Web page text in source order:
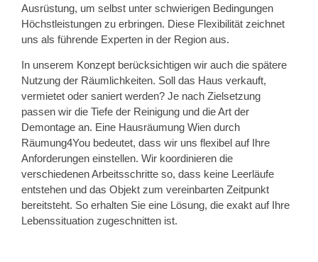
Ausrüstung, um selbst unter schwierigen Bedingungen
Höchstleistungen zu erbringen. Diese Flexibilität zeichnet
uns als führende Experten in der Region aus.
In unserem Konzept berücksichtigen wir auch die spätere
Nutzung der Räumlichkeiten. Soll das Haus verkauft,
vermietet oder saniert werden? Je nach Zielsetzung
passen wir die Tiefe der Reinigung und die Art der
Demontage an. Eine Hausräumung Wien durch
Räumung4You bedeutet, dass wir uns flexibel auf Ihre
Anforderungen einstellen. Wir koordinieren die
verschiedenen Arbeitsschritte so, dass keine Leerläufe
entstehen und das Objekt zum vereinbarten Zeitpunkt
bereitsteht. So erhalten Sie eine Lösung, die exakt auf Ihre
Lebenssituation zugeschnitten ist.